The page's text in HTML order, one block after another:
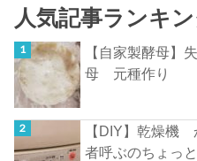
人気記事ランキ
【自家製酵母】
母 元種作り
【DIY】乾燥機
者呼ぶのちょっ